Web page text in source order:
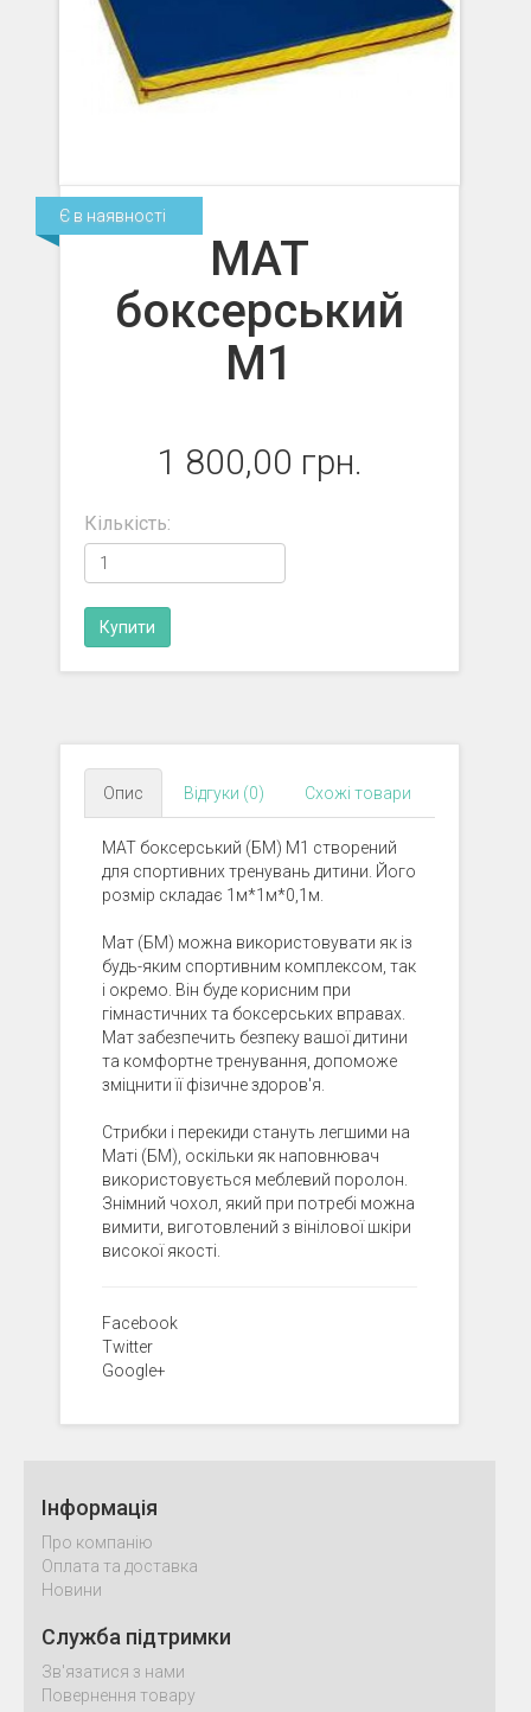
МАТ
боксерський
М1
1 800,00 грн.
Кількість:
Є в наявності
Опис Відгуки (0) Схожі товари
МАТ боксерський (БМ) М1 створений
для спортивних тренувань дитини. Його
розмір складає 1м*1м*0,1м.
Мат (БМ) можна використовувати як із
будь-яким спортивним комплексом, так
і окремо. Він буде корисним при
гімнастичних та боксерських вправах.
Мат забезпечить безпеку вашої дитини
та комфортне тренування, допоможе
зміцнити її фізичне здоров'я.
Стрибки і перекиди стануть легшими на
Маті (БМ), оскільки як наповнювач
використовується меблевий поролон.
Знімний чохол, який при потребі можна
вимити, виготовлений з вінілової шкіри
високої якості.
Facebook
Twitter
Google+
Інформація
Про компанію
Оплата та доставка
Новини
Служба підтримки
Зв'язатися з нами
Повернення товару